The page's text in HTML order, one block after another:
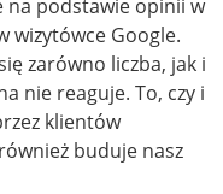
podstawie opinii w
wizytówce Google.
zarówno liczba, jak i
nie reaguje. To, czy i
klientów
buduje nasz